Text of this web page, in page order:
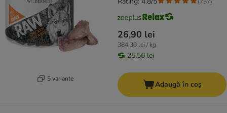
5 variante
26,90 lei
384,30 lei / kg
25,56 lei
Adaugă în coș